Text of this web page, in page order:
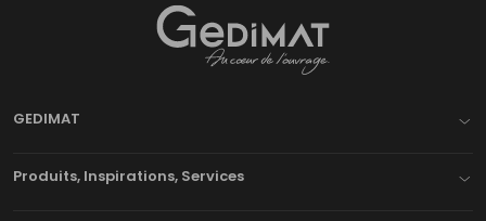
GEDIMAT
Produits, Inspirations, Services